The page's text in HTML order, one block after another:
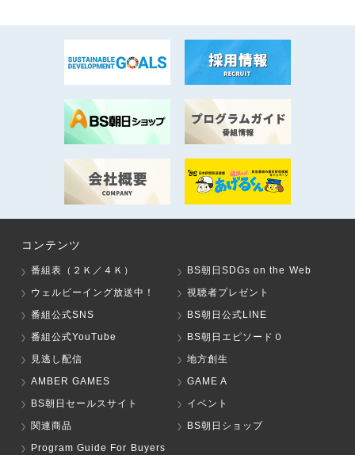
コンテンツ
番組表（２Ｋ／４Ｋ）
BS朝日SDGs on the Web
ウェルビーイング放送中！
視聴者プレゼント
番組公式SNS
BS朝日公式LINE
番組公式YouTube
BS朝日エピソード０
見逃し配信
地方創生
AMBER GAMES
GAME A
BS朝日セールスサイト
イベント
関連商品
BS朝日ショップ
Program Guide For Buyers